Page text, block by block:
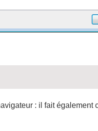
: il fait